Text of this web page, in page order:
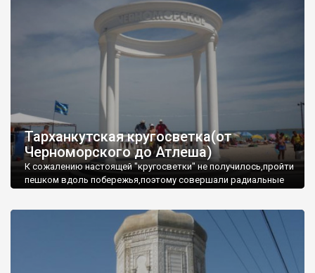
Тарханкутская кругосветка(от
Черноморского до Атлеша)
К сожалению настоящей "кругосветки" не получилось,пройти
пешком вдоль побережья,поэтому совершали радиальные